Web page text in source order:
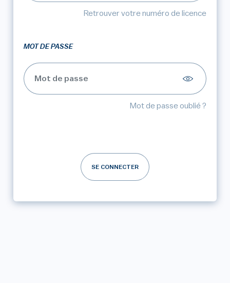
Retrouver votre numéro de licence
MOT DE PASSE
Mot de passe oublié ?
SE CONNECTER